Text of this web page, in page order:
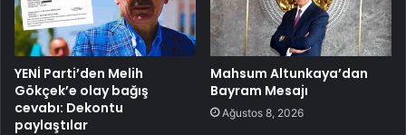
YENİ Parti’den Melih
Gökçek’e olay bağış
cevabı: Dekontu
paylaştılar
Mahsum Altunkaya’dan
Bayram Mesajı
Ağustos 8, 2026